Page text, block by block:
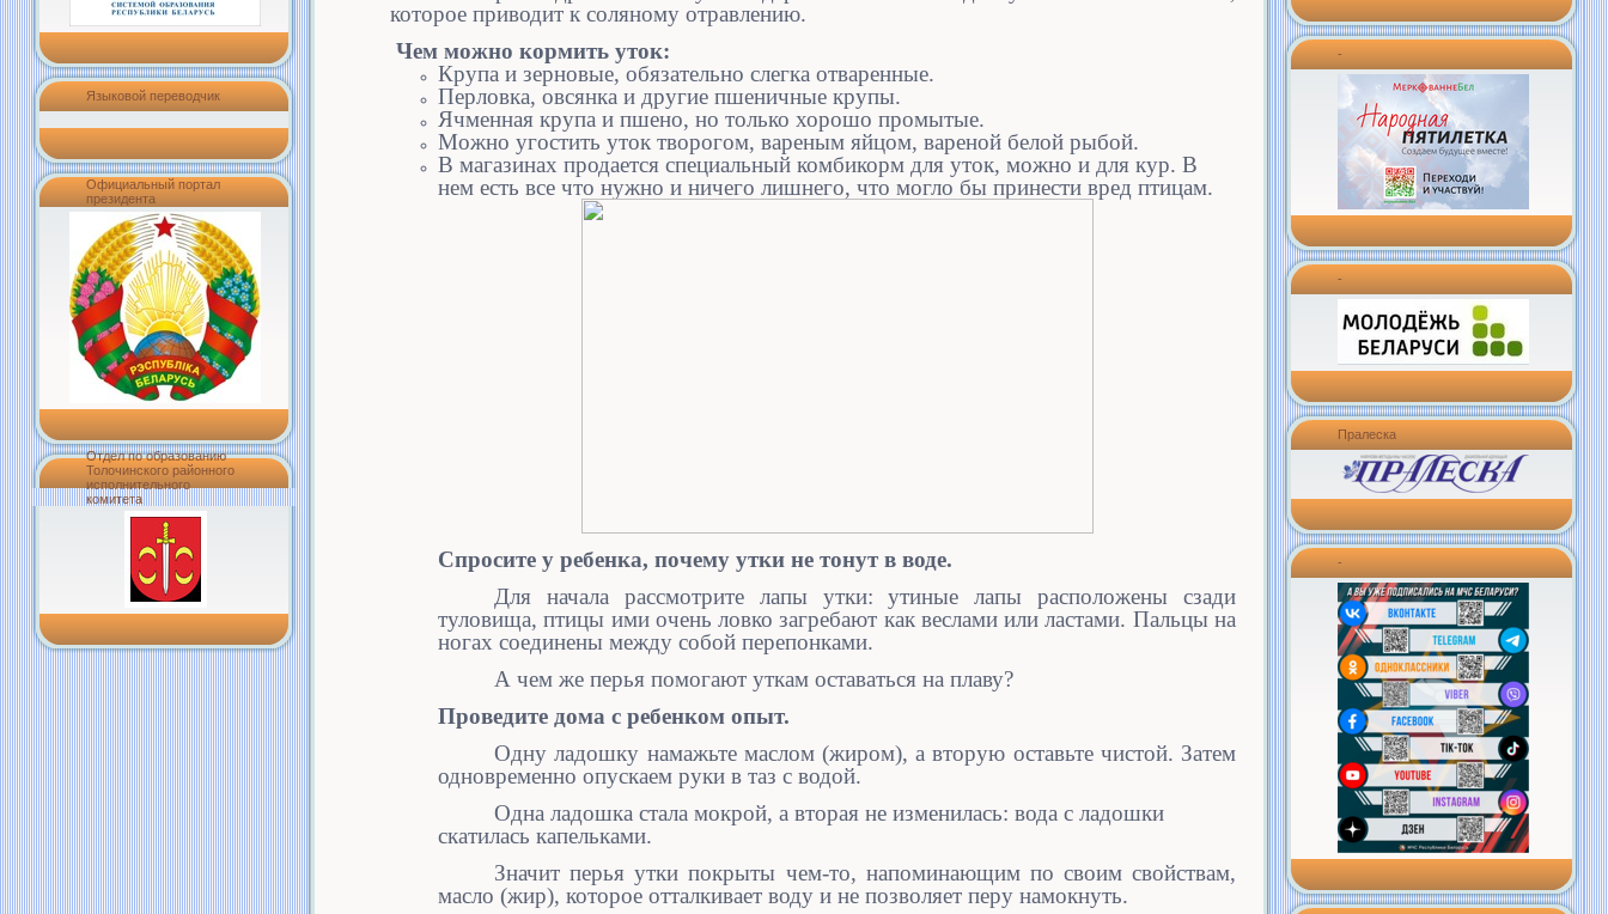
Языковой переводчик
Официальный портал
президента
Отдел по образованию
Толочинского районного
исполнительного
комитета
которое приводит к соляному отравлению.
Чем можно кормить уток:
Крупа и зерновые, обязательно слегка отваренные.
Перловка, овсянка и другие пшеничные крупы.
Ячменная крупа и пшено, но только хорошо промытые.
Можно угостить уток творогом, вареным яйцом, вареной белой рыбой.
В магазинах продается специальный комбикорм для уток, можно и для кур. В
нем есть все что нужно и ничего лишнего, что могло бы принести вред птицам.
Спросите у ребенка, почему утки не тонут в воде.
Для начала рассмотрите лапы утки: утиные лапы расположены сзади
туловища, птицы ими очень ловко загребают как веслами или ластами. Пальцы на
ногах соединены между собой перепонками.
А чем же перья помогают уткам оставаться на плаву?
Проведите дома с ребенком опыт.
Одну ладошку намажьте маслом (жиром), а вторую оставьте чистой. Затем
одновременно опускаем руки в таз с водой.
Одна ладошка стала мокрой, а вторая не изменилась: вода с ладошки
скатилась капельками.
Значит перья утки покрыты чем-то, напоминающим по своим свойствам,
масло (жир), которое отталкивает воду и не позволяет перу намокнуть.
-
-
Пралеска
-